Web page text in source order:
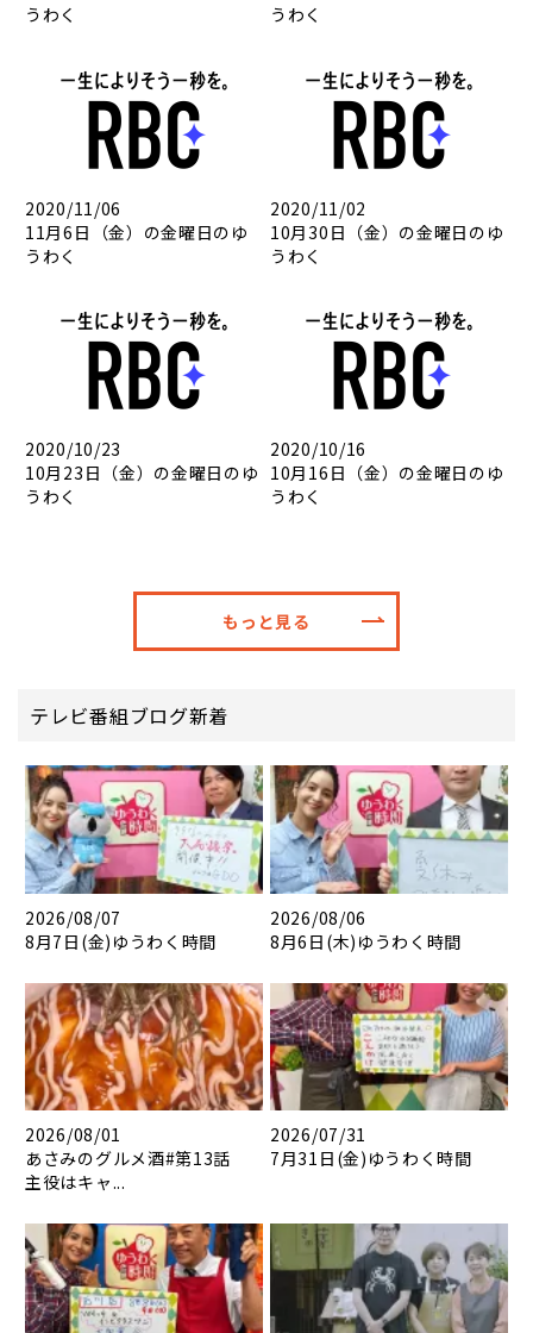
うわく
うわく
2020/11/06
11月6日（金）の金曜日のゆ
うわく
2020/11/02
10月30日（金）の金曜日のゆ
うわく
2020/10/23
10月23日（金）の金曜日のゆ
うわく
2020/10/16
10月16日（金）の金曜日のゆ
うわく
もっと見る
テレビ番組ブログ新着
2026/08/07
8月7日(金)ゆうわく時間
2026/08/06
8月6日(木)ゆうわく時間
2026/08/01
あさみのグルメ酒#第13話
主役はキャ...
2026/07/31
7月31日(金)ゆうわく時間